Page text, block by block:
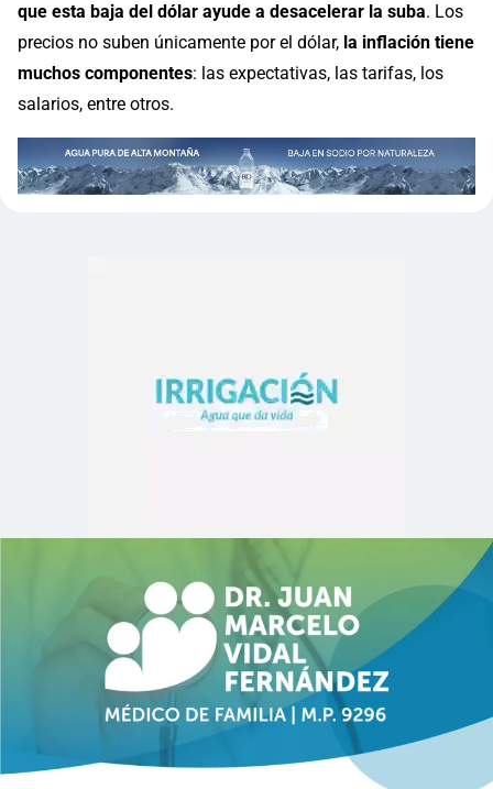
que esta baja del dólar ayude a desacelerar la suba. Los
precios no suben únicamente por el dólar, la inflación tiene
muchos componentes: las expectativas, las tarifas, los
salarios, entre otros.